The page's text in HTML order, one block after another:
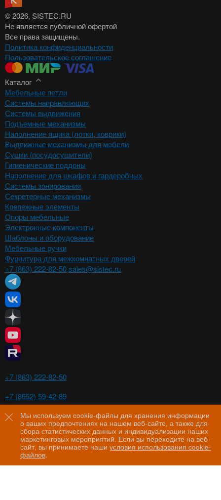
Мы используем cookie-файлы для хранения информации
о ваших предпочтениях на нашем веб-сайте, а также для
сбора статистических данных и индивидуализации наших
маркетинговых мероприятий. Если вы переходите на веб-
сайт, вы принимаете наши условия использования cookie-
файлов.
© 2026, SISTEC.RU
Не является публичной офертой
Все права защищены.
Политика конфиденциальности
Пользовательское соглашение
Каталог
Мебельные петли
Системы направляющих
Системы выдвижения
Подъемные механизмы
Наполнение ящика (лотки, коврики)
Выдвижные механизмы для мебели
Сушки (посудосушители)
Гигиенические поддоны
Наполнение для шкафов и гардеробных
Системы зонирования
Секретерные механизмы
Крепежные элементы
Опоры мебельные
Электронные компоненты
Шаблоны и оборудование
Мебельные ручки
Фурнитура для межкомнатных дверей
+7 (863) 222-82-50sales@sistec.ru
+7 (863) 222-82-50
+7 (8652) 59-42-89
Волгоград
+7 (8442) 29-00-21
Пятигорск
+7 (8793) 97-60-44